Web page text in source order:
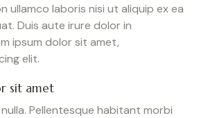
ullamco laboris nisi ut aliquip ex ea
Duis aute irure dolor in
ipsum dolor sit amet,
elit.
sit amet
Pellentesque habitant morbi